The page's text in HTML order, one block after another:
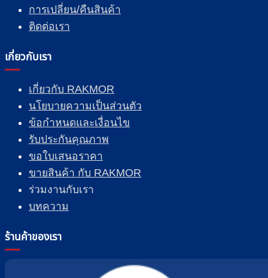
การเปลี่ยน/คืนสินค้า
ติดต่อเรา
เกี่ยวกับเรา
เกี่ยวกับ RAKMOR
นโยบายความเป็นส่วนตัว
ข้อกำหนดและเงื่อนไข
รับประกันคุณภาพ
ขอใบเสนอราคา
ขายสินค้า กับ RAKMOR
ร่วมงานกับเรา
บทความ
ร้านค้าของเรา